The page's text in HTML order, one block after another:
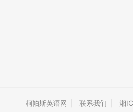
柯帕斯英语网 联系我们 湘